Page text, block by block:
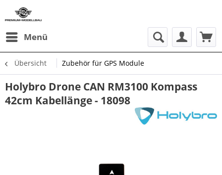
Menü
Übersicht Zubehör für GPS Module
Holybro Drone CAN RM3100 Kompass
42cm Kabellänge - 18098